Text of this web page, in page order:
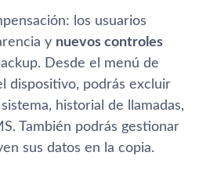
los usuarios
y nuevos controles
Desde el menú de
dispositivo, podrás excluir
historial de llamadas,
También podrás gestionar
sus datos en la copia.